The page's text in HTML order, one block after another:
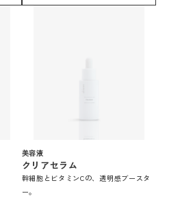
美容液
クリアセラム
幹細胞とビタミンCの、透明感ブースタ
ー。